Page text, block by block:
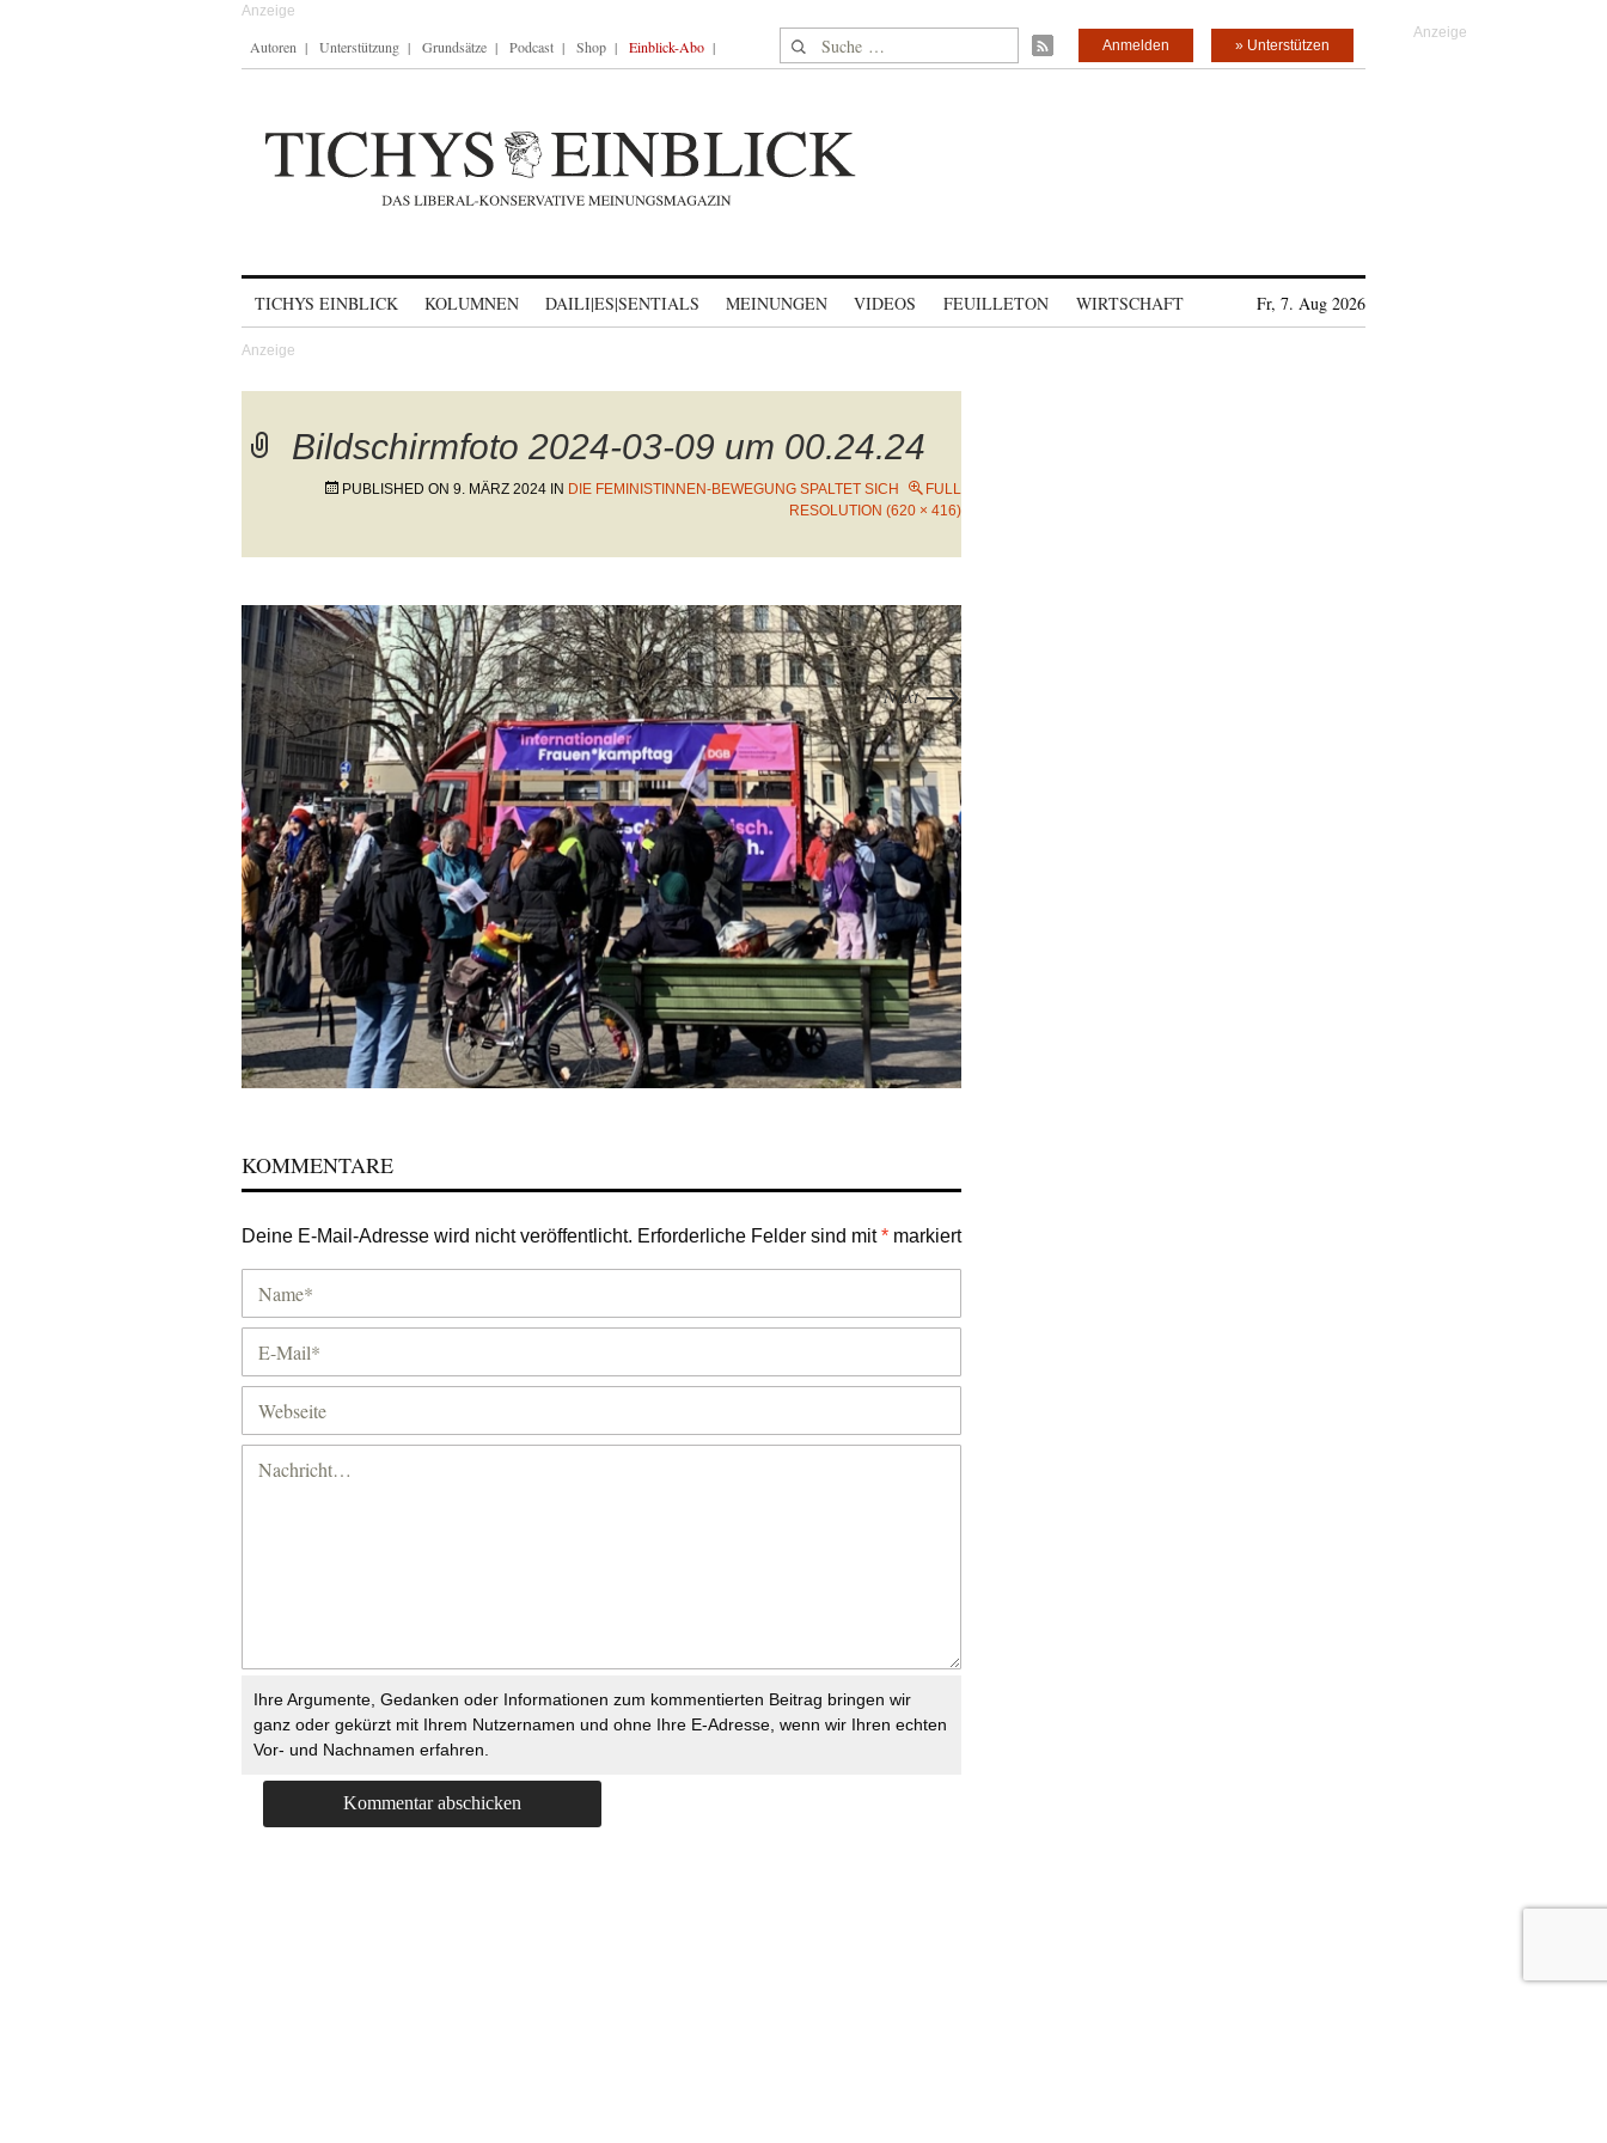
Autoren Unterstützung Grundsätze Podcast Shop Einblick-Abo Suche nach: » Unterstützen
Anmelden
TICHYS EINBLICK KOLUMNEN DAILI|ES|SENTIALS MEINUNGEN VIDEOS FEUILLETON WIRTSCHAFT Fr, 7. Aug 2026
Bildschirmfoto 2024-03-09 um 00.24.24
PUBLISHED ON 9. MÄRZ 2024 IN DIE FEMINISTINNEN-BEWEGUNG SPALTET SICH
FULL
RESOLUTION (620 × 416)
Next→
KOMMENTARE
Deine E-Mail-Adresse wird nicht veröffentlicht. Erforderliche Felder sind mit* markiert
Ihre Argumente, Gedanken oder Informationen zum kommentierten Beitrag bringen wir
ganz oder gekürzt mit Ihrem Nutzernamen und ohne Ihre E-Adresse, wenn wir Ihren echten
Vor- und Nachnamen erfahren.